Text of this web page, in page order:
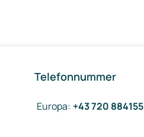
Telefonnummer
Europa: +43 720 884155